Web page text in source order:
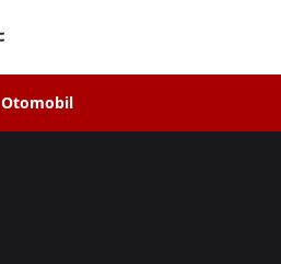
Otomobil